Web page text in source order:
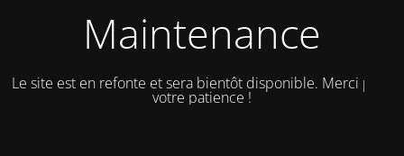
Maintenance
Le site est en refonte et sera bientôt disponible. Merci pour
votre patience !